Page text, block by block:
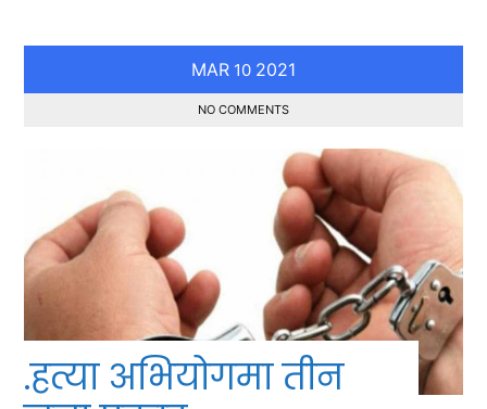
MAR 10 2021
NO COMMENTS
.हत्या अभियोगमा तीन